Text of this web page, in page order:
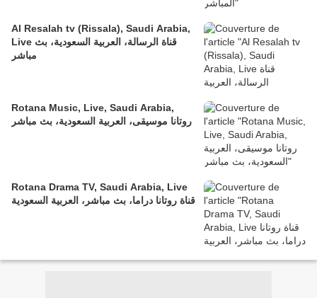
Al Resalah tv (Rissala), Saudi Arabia,
Live قناة الرسالة، العربية السعودية، بث
مباشر
Rotana Music, Live, Saudi Arabia,
روتانا موسيقى، العربية السعودية، بث مباشر
Rotana Drama TV, Saudi Arabia, Live
قناة روتانا دراما، بث مباشر، العربية السعودية